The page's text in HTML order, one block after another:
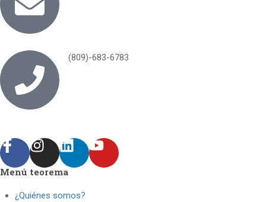
(809)-683-6783
Menú teorema
¿Quiénes somos?